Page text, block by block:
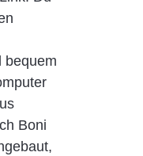
bequem
Boni